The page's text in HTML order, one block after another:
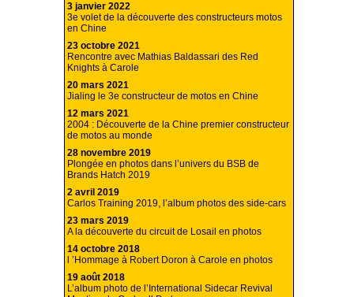
3 janvier 2022
3e volet de la découverte des constructeurs motos
en Chine
23 octobre 2021
Rencontre avec Mathias Baldassari des Red
Knights à Carole
20 mars 2021
Jialing le 3e constructeur de motos en Chine
12 mars 2021
2004 : Découverte de la Chine premier constructeur
de motos au monde
28 novembre 2019
Plongée en photos dans l’univers du BSB de
Brands Hatch 2019
2 avril 2019
Carlos Training 2019, l’album photos des side-cars
23 mars 2019
A la découverte du circuit de Losail en photos
14 octobre 2018
l ’Hommage à Robert Doron à Carole en photos
19 août 2018
L’album photo de l’International Sidecar Revival